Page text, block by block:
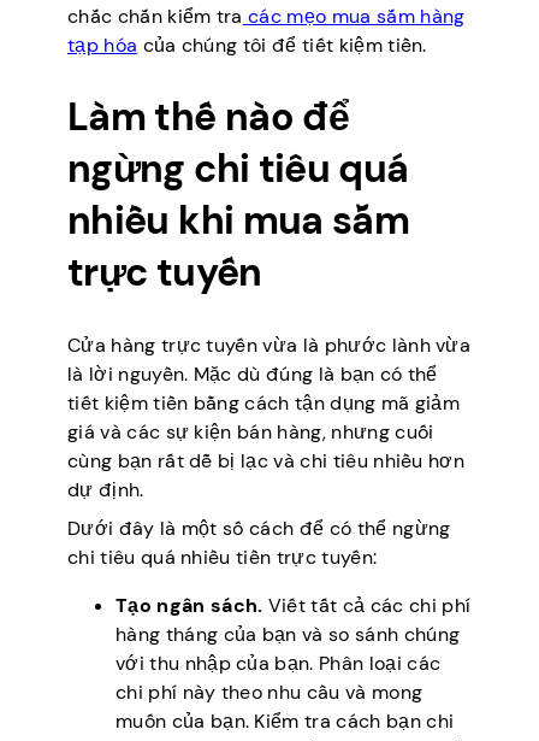
chắc chắn kiểm tra các mẹo mua sắm hàng
tạp hóa của chúng tôi để tiết kiệm tiền.
Làm thế nào để
ngừng chi tiêu quá
nhiều khi mua sắm
trực tuyến
Cửa hàng trực tuyến vừa là phước lành vừa
là lời nguyền. Mặc dù đúng là bạn có thể
tiết kiệm tiền bằng cách tận dụng mã giảm
giá và các sự kiện bán hàng, nhưng cuối
cùng bạn rất dễ bị lạc và chi tiêu nhiều hơn
dự định.
Dưới đây là một số cách để có thể ngừng
chi tiêu quá nhiều tiền trực tuyến:
Tạo ngân sách. Viết tất cả các chi phí
hàng tháng của bạn và so sánh chúng
với thu nhập của bạn. Phân loại các
chi phí này theo nhu cầu và mong
muốn của bạn. Kiểm tra cách bạn chi